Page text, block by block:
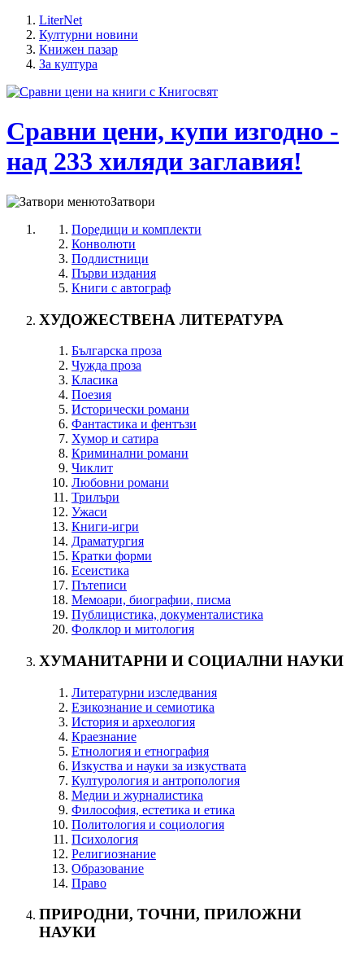
LiterNet
Културни новини
Книжен пазар
За култура
Сравни цени, купи изгодно -
над 233 хиляди заглавия!
Затвори
Поредици и комплекти
Конволюти
Подлистници
Първи издания
Книги с автограф
ХУДОЖЕСТВЕНА ЛИТЕРАТУРА
Българска проза
Чужда проза
Класика
Поезия
Исторически романи
Фантастика и фентъзи
Хумор и сатира
Криминални романи
Чиклит
Любовни романи
Трилъри
Ужаси
Книги-игри
Драматургия
Кратки форми
Есеистика
Пътеписи
Мемоари, биографии, писма
Публицистика, документалистика
Фолклор и митология
ХУМАНИТАРНИ И СОЦИАЛНИ НАУКИ
Литературни изследвания
Езикознание и семиотика
История и археология
Краезнание
Етнология и етнография
Изкуства и науки за изкуствата
Културология и антропология
Медии и журналистика
Философия, естетика и етика
Политология и социология
Психология
Религиознание
Образование
Право
ПРИРОДНИ, ТОЧНИ, ПРИЛОЖНИ
НАУКИ